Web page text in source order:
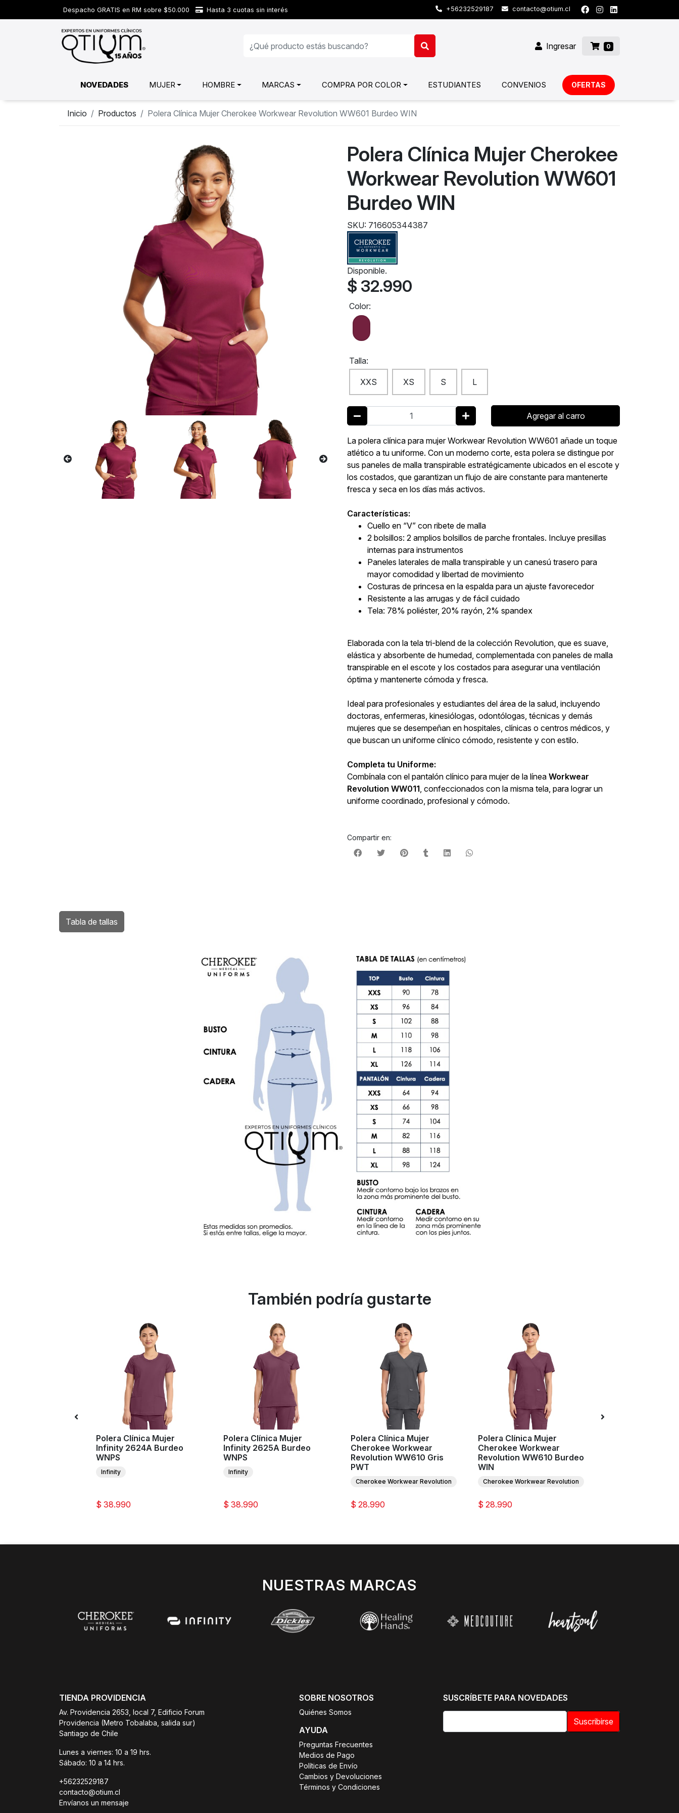
Despacho GRATIS en RM sobre $50.000 Hasta 3 cuotas sin interés +56232529187 contacto@otium.cl
Ingresar 0
NOVEDADES MUJER HOMBRE MARCAS COMPRA POR COLOR ESTUDIANTES CONVENIOS OFERTAS
Inicio Productos Polera Clínica Mujer Cherokee Workwear Revolution WW601 Burdeo WIN
Polera Clínica Mujer Cherokee
Workwear Revolution WW601
Burdeo WIN
SKU: 716605344387
Disponible.
$ 32.990
Color:
Talla:
XXS XS S L
Agregar al carro
La polera clínica para mujer Workwear Revolution WW601 añade un toque
atlético a tu uniforme. Con un moderno corte, esta polera se distingue por
sus paneles de malla transpirable estratégicamente ubicados en el escote y
los costados, que garantizan un flujo de aire constante para mantenerte
fresca y seca en los días más activos.
Características:
Cuello en “V” con ribete de malla
2 bolsillos: 2 amplios bolsillos de parche frontales. Incluye presillas
internas para instrumentos
Paneles laterales de malla transpirable y un canesú trasero para
mayor comodidad y libertad de movimiento
Costuras de princesa en la espalda para un ajuste favorecedor
Resistente a las arrugas y de fácil cuidado
Tela: 78% poliéster, 20% rayón, 2% spandex
Elaborada con la tela tri-blend de la colección Revolution, que es suave,
elástica y absorbente de humedad, complementada con paneles de malla
transpirable en el escote y los costados para asegurar una ventilación
óptima y mantenerte cómoda y fresca.
Ideal para profesionales y estudiantes del área de la salud, incluyendo
doctoras, enfermeras, kinesiólogas, odontólogas, técnicas y demás
mujeres que se desempeñan en hospitales, clínicas o centros médicos, y
que buscan un uniforme clínico cómodo, resistente y con estilo.
Completa tu Uniforme:
Combínala con el pantalón clínico para mujer de la línea Workwear
Revolution WW011 , confeccionados con la misma tela, para lograr un
uniforme coordinado, profesional y cómodo.
Compartir en:
Tabla de tallas
También podría gustarte
Polera Clínica Mujer
Infinity 2624A Burdeo
WNPS
Infinity
$ 38.990
Polera Clínica Mujer
Infinity 2625A Burdeo
WNPS
Infinity
$ 38.990
Polera Clínica Mujer
Cherokee Workwear
Revolution WW610 Gris
PWT
Cherokee Workwear Revolution
$ 28.990
Polera Clínica Mujer
Cherokee Workwear
Revolution WW610 Burdeo
WIN
Cherokee Workwear Revolution
$ 28.990
NUESTRAS MARCAS
TIENDA PROVIDENCIA
Av. Providencia 2653, local 7, Edificio Forum
Providencia (Metro Tobalaba, salida sur)
Santiago de Chile
Lunes a viernes: 10 a 19 hrs.
Sábado: 10 a 14 hrs.
+56232529187
contacto@otium.cl
Envíanos un mensaje
SOBRE NOSOTROS
Quiénes Somos
AYUDA
Preguntas Frecuentes
Medios de Pago
Políticas de Envío
Cambios y Devoluciones
Términos y Condiciones
SUSCRÍBETE PARA NOVEDADES
Suscribirse